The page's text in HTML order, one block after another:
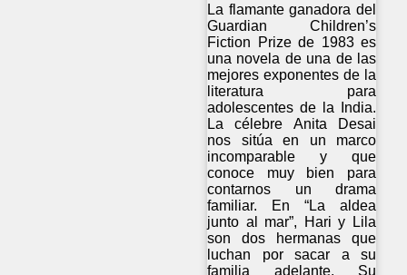
La flamante ganadora del
Guardian Children’s
Fiction Prize de 1983 es
una novela de una de las
mejores exponentes de la
literatura para
adolescentes de la India.
La célebre Anita Desai
nos sitúa en un marco
incomparable y que
conoce muy bien para
contarnos un drama
familiar. En “La aldea
junto al mar”, Hari y Lila
son dos hermanas que
luchan por sacar a su
familia adelante. Su